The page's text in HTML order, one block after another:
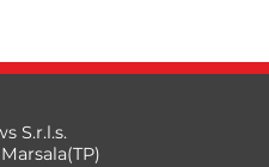
S.r.l.s.